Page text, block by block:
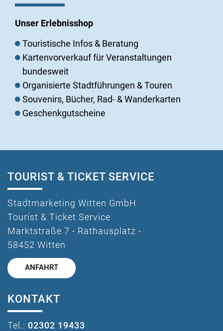
Unser Erlebnisshop
Touristische Infos & Beratung
Kartenvorverkauf für Veranstaltungen
bundesweit
Organisierte Stadtführungen & Touren
Souvenirs, Bücher, Rad- & Wanderkarten
Geschenkgutscheine
TOURIST & TICKET SERVICE
Stadtmarketing Witten GmbH
Tourist & Ticket Service
Marktstraße 7 - Rathausplatz -
58452 Witten
ANFAHRT
KONTAKT
Tel.: 02302 19433